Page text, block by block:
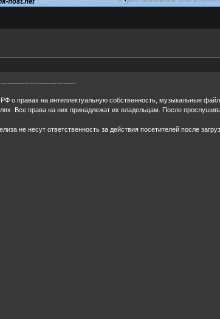
о правах на интеллектуальную собственность, музыкальные
Все права на них принадлежат их владельцам. После
не несут ответственность за действия посетителей после